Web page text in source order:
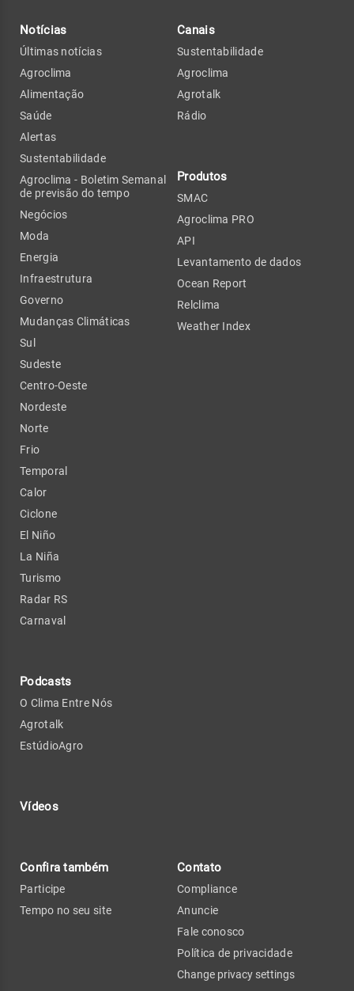
Notícias
Últimas notícias
Agroclima
Alimentação
Saúde
Alertas
Sustentabilidade
Agroclima - Boletim Semanal
de previsão do tempo
Negócios
Moda
Energia
Infraestrutura
Governo
Mudanças Climáticas
Sul
Sudeste
Centro-Oeste
Nordeste
Norte
Frio
Temporal
Calor
Ciclone
El Niño
La Niña
Turismo
Radar RS
Carnaval
Podcasts
O Clima Entre Nós
Agrotalk
EstúdioAgro
Vídeos
Canais
Sustentabilidade
Agroclima
Agrotalk
Rádio
Produtos
SMAC
Agroclima PRO
API
Levantamento de dados
Ocean Report
Relclima
Weather Index
Confira também
Participe
Tempo no seu site
Contato
Compliance
Anuncie
Fale conosco
Política de privacidade
Change privacy settings